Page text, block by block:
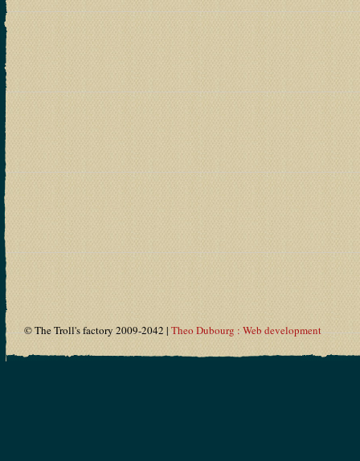
© The Troll's factory 2009-2042 |Theo Dubourg : Web development